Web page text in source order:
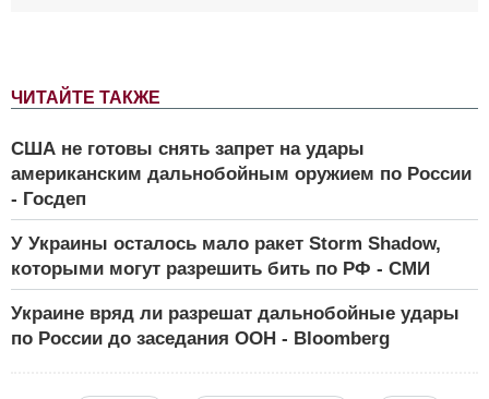
ЧИТАЙТЕ ТАКЖЕ
США не готовы снять запрет на удары
американским дальнобойным оружием по России
- Госдеп
У Украины осталось мало ракет Storm Shadow,
которыми могут разрешить бить по РФ - СМИ
Украине вряд ли разрешат дальнобойные удары
по России до заседания ООН - Bloomberg